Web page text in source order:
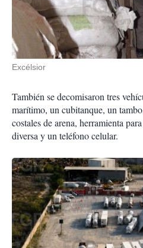
Excélsior
También se decomisaron tres
marítimo, un cubitanque, un
costales de arena, herramienta
diversa y un teléfono celular.